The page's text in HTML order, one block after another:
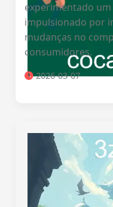
experimentado
impulsionado por
mudanças no
consumidores.
2026-03-07